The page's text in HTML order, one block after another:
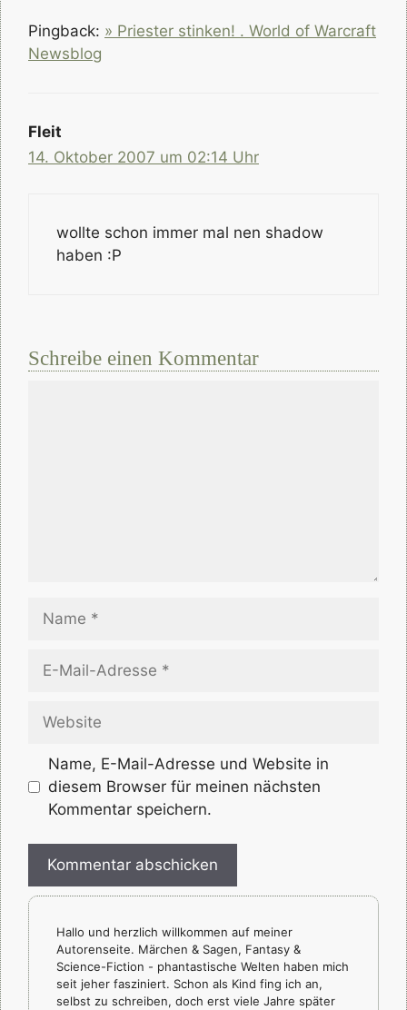
Pingback: » Priester stinken! . World of Warcraft
Newsblog
Fleit
14. Oktober 2007 um 02:14 Uhr
wollte schon immer mal nen shadow
haben :P
Schreibe einen Kommentar
Mail-
Name, E-Mail-Adresse und Website in
diesem Browser für meinen nächsten
Kommentar speichern.
Hallo und herzlich willkommen auf meiner
Autorenseite. Märchen & Sagen, Fantasy &
Science-Fiction - phantastische Welten haben mich
seit jeher fasziniert. Schon als Kind fing ich an,
selbst zu schreiben, doch erst viele Jahre später